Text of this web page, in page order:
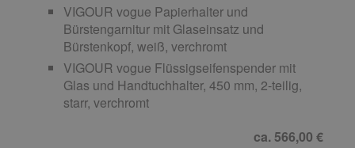
VIGOUR vogue Papierhalter und
Bürstengarnitur mit Glaseinsatz und
Bürstenkopf, weiß, verchromt
VIGOUR vogue Flüssigseifenspender mit
Glas und Handtuchhalter, 450 mm, 2-teilig,
starr, verchromt
ca. 566,00 €